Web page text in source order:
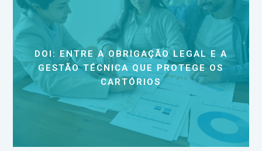
DOI: ENTRE A OBRIGAÇÃO LEGAL E A
GESTÃO TÉCNICA QUE PROTEGE OS
CARTÓRIOS